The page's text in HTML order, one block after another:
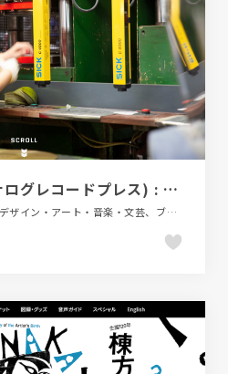
レコードプレス(アナログレコードプレス) : WOLFPACK JAPAN
LP・特集ページ、カラフル、デザイン・アート・音楽・文芸、ブランド・サービスサイト、ホワイト系、ポップ、大きめ写真